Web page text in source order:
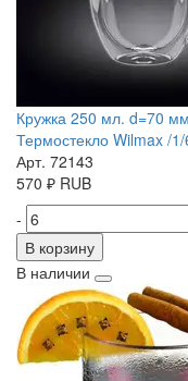
Кружка 250 мл. d=70
Термостекло Wilmax /
Арт. 72143
570 ₽ RUB
-
В корзину
В наличии